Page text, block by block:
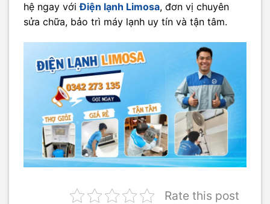
hệ ngay vớiĐiện lạnh Limosa, đơn vị chuyên
sửa chữa, bảo trì máy lạnh uy tín và tận tâm.
Rate this post